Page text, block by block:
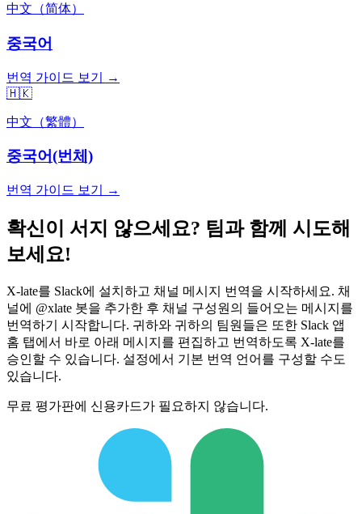
中文（简体）
중국어
번역 가이드 보기 →
🇭🇰
中文（繁體）
중국어(번체)
번역 가이드 보기 →
확신이 서지 않으세요? 팀과 함께 시도해
보세요!
X-late를 Slack에 설치하고 채널 메시지 번역을 시작하세요. 채
널에 @xlate 봇을 추가한 후 채널 구성원의 들어오는 메시지를
번역하기 시작합니다. 귀하와 귀하의 팀원들은 또한 Slack 앱
홈 탭에서 바로 아래 메시지를 편집하고 번역하도록 X-late를
승인할 수 있습니다. 설정에서 기본 번역 언어를 구성할 수도
있습니다.
무료 평가판에 신용카드가 필요하지 않습니다.